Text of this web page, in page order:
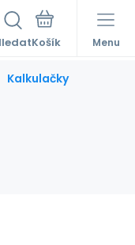
Menu
Kalkulačky